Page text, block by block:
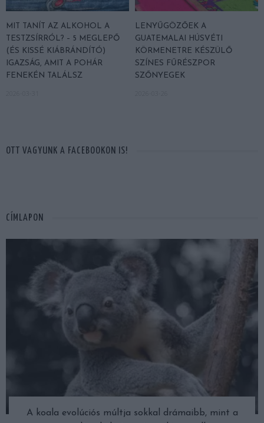
MIT TANÍT AZ ALKOHOL A
TESTZSÍRRÓL? – 5 MEGLEPŐ
(ÉS KISSÉ KIÁBRÁNDÍTÓ)
IGAZSÁG, AMIT A POHÁR
FENEKÉN TALÁLSZ
LENYŰGÖZŐEK A
GUATEMALAI HÚSVÉTI
KÖRMENETRE KÉSZÜLŐ
SZÍNES FŰRÉSZPOR
SZŐNYEGEK
OTT VAGYUNK A FACEBOOKON IS!
CÍMLAPON
A koala evolúciós múltja sokkal drámaibb, mint a